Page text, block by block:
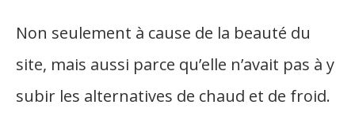
Non seulement à cause de la beauté du
site, mais aussi parce qu’elle n’avait pas à y
subir les alternatives de chaud et de froid.